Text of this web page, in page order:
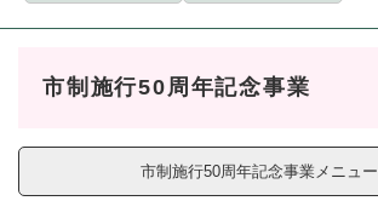
ら
し
・
登録・届け出・証明
市制施行50周年記念事業
市制施行50周年記念事業メニュー